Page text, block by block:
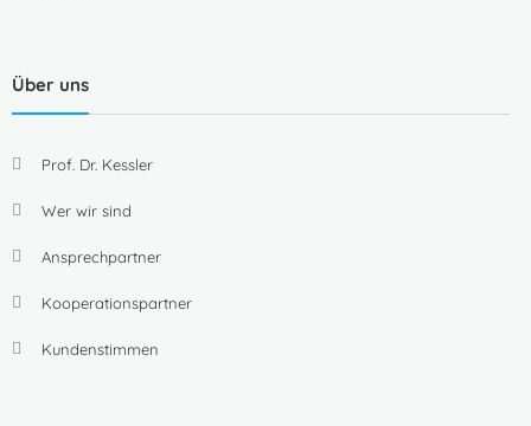
Über uns
Prof. Dr. Kessler
Wer wir sind
Ansprechpartner
Kooperationspartner
Kundenstimmen